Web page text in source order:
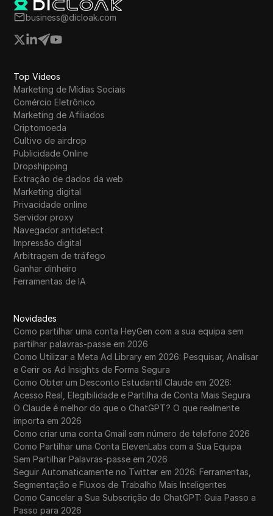
meio de investimentos e indicações.
business@dicloak.com
Top Vídeos
Marketing de Mídias Sociais
Comércio Eletrônico
Marketing de Afiliados
Criptomoeda
Cultivo de airdrop
Publicidade Online
Dropshipping
Extração de dados da web
Marketing digital
Privacidade online
Servidor proxy
Navegador antidetect
Impressão digital
Arbitragem de tráfego
Ganhar dinheiro
Ferramentas de IA
Novidades
Como partilhar uma conta HeyGen com a sua equipa sem
partilhar palavras-passe em 2026
Como Utilizar a Meta Ad Library em 2026: Pesquisar, Analisar
e Gerir os Ad Insights de Forma Segura
Como Obter um Desconto Estudantil Claude em 2026:
Acesso Real, Elegibilidade e Partilha de Conta Mais Segura
O Claude é melhor do que o ChatGPT? O que realmente
importa em 2026
Como criar uma conta Gmail sem número de telefone 2026
Como Partilhar uma Conta ElevenLabs com a Sua Equipa
Sem Partilhar Palavras-passe em 2026
Seguir Automaticamente no Twitter em 2026: Ferramentas,
Segmentação e Fluxos de Trabalho Mais Inteligentes
Como Cancelar a Sua Subscrição do ChatGPT: Guia Passo a
Passo para 2026